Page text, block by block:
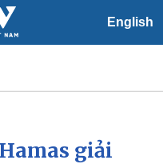
English
Xã hội
giải